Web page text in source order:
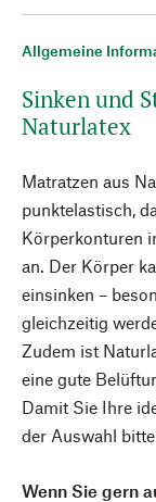
Allgemeine
Sinken und
Naturlatex
Matratzen aus
punktelastisch,
Körperkonturen
an. Der Körper
einsinken –
gleichzeitig
Zudem ist
eine gute
Damit Sie Ihre
der Auswahl
Wenn Sie gern